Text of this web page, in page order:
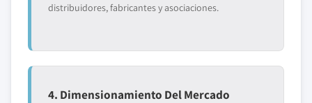
distribuidores, fabricantes y asociaciones.
4. Dimensionamiento Del Mercado